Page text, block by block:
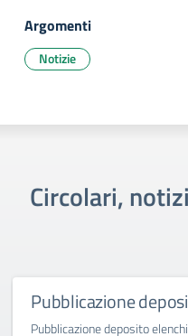
Argomenti
Notizie
Circolari,
Pubblicazione
Pubblicazione deposito